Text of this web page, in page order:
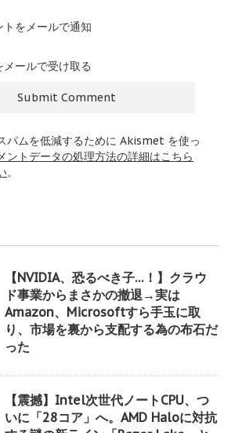
トをメールで通知
メールで受け取る
パムを低減するために Akismet を使っ
ントデータの処理方法の詳細はこちら
。
【NVIDIA、恐るべき子…！】クラウ
ド事業からまさかの撤退→実は
Amazon、Microsoftすら手玉に取
り、市場を裏から支配する為の布石だ
った
【震撼】Intel次世代ノートCPU、つ
いに「28コア」へ。AMD Haloに対抗